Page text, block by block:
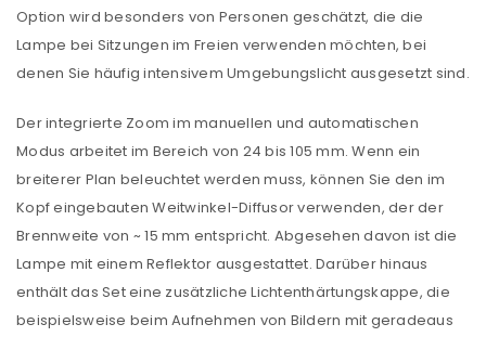
Option wird besonders von Personen geschätzt, die die
Lampe bei Sitzungen im Freien verwenden möchten, bei
denen Sie häufig intensivem Umgebungslicht ausgesetzt sind.
Der integrierte Zoom im manuellen und automatischen
Modus arbeitet im Bereich von 24 bis 105 mm. Wenn ein
breiterer Plan beleuchtet werden muss, können Sie den im
Kopf eingebauten Weitwinkel-Diffusor verwenden, der der
Brennweite von ~ 15 mm entspricht. Abgesehen davon ist die
Lampe mit einem Reflektor ausgestattet. Darüber hinaus
enthält das Set eine zusätzliche Lichtenthärtungskappe, die
beispielsweise beim Aufnehmen von Bildern mit geradeaus